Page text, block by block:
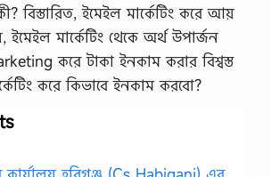
বিস্তারিত, ইমেইল মার্কেটিং করে আয়
মার্কেটিং থেকে অর্থ উপার্জন
করে টাকা ইনকাম করার বিশ্বস্ত
করে কিভাবে ইনকাম করবো?